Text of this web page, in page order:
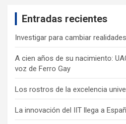
Entradas recientes
Investigar para cambiar realidades
A cien años de su nacimiento:
voz de Ferro Gay
Los rostros de la excelencia
La innovación del IIT llega a